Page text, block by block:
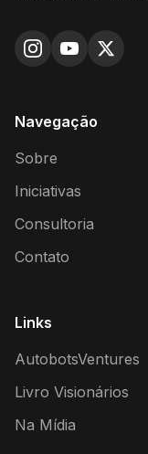
Navegação
Sobre
Iniciativas
Consultoria
Contato
Links
AutobotsVentures
Livro Visionários
Na Mídia